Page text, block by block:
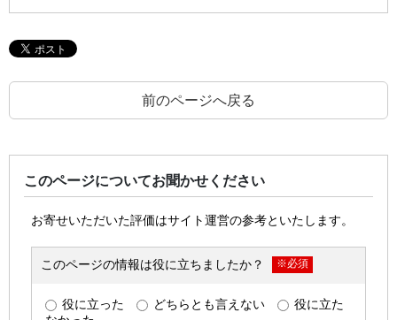
前のページへ戻る
このページについてお聞かせください